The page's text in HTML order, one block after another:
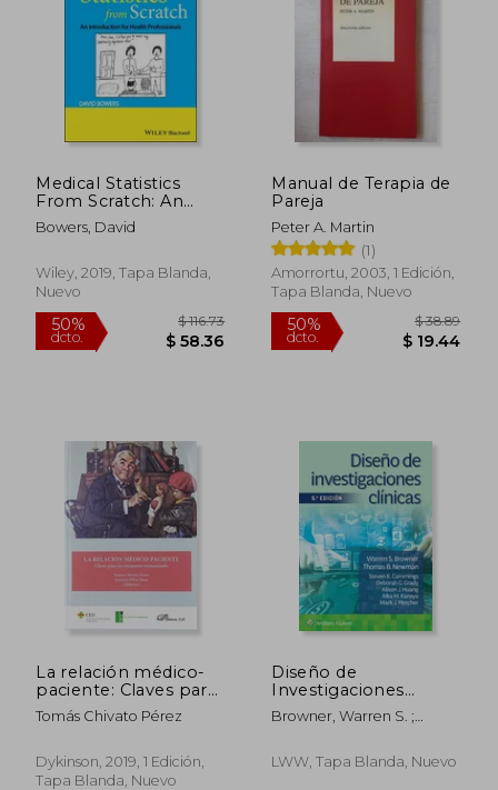
dcto. $ 29.88
50%
dcto. $
Medical Statistics
From Scratch: An
Introduction for
Health Professionals
Bowers, David
Wiley, 2019, Tapa Blanda,
Nuevo
Manual de Terapia de
Pareja
Peter A. Martin
(1)
Amorrortu, 2003, 1 Edición,
Tapa Blanda, Nuevo
La relación médico-
paciente: Claves para
un encuentro
humanizado
Tomás Chivato Pérez
Dykinson, 2019, 1 Edición,
Tapa Blanda, Nuevo
Diseño de
Investigaciones
Clínicas
Browner, Warren S. ;
Cummings, Steven R.
LWW, Tapa Blanda, Nuevo